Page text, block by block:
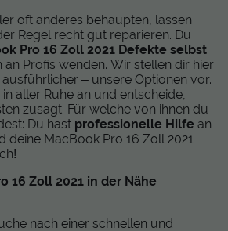
oft anderes behaupten, lassen
Regel recht gut reparieren. Du
Pro 16 Zoll 2021 Defekte selbst
an Profis wenden. Wir stellen dir hier
– unsere Optionen vor.
aller Ruhe an und entscheide,
zusagt. Für welche von ihnen du
Du hast professionelle Hilfe an
deine MacBook Pro 16 Zoll 2021
16 Zoll 2021 in der Nähe
nach einer schnellen und